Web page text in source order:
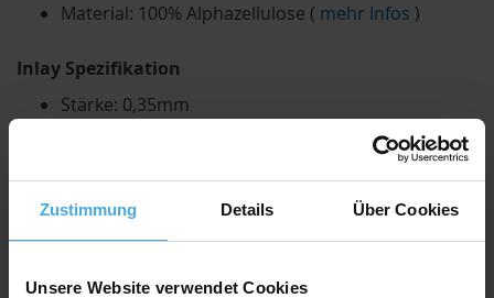
Zustimmung Details Über Cookies
Unsere Website verwendet Cookies
Material: 100% Alphazellulose ( mehr Infos )
Inlay Spezifikation
Stärke: 0,35mm
Material: 100% Alphazellulose